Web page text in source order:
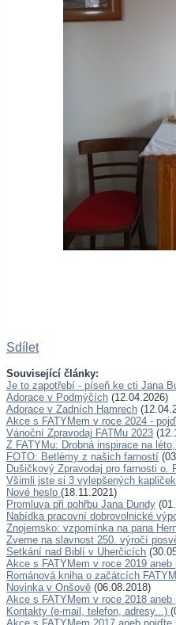
Sdílet
Související články:
Je to zapotřebí - píseň ke cti Jana
Adorace v Podmýčích (12.04.2026)
Adorace v Zadních Hamrech
Akce s FATYMem v roce 2024 -
Vánoční Zpravodaj FATMu 2023
Z FATYMu: Drobná inspirace na
FOTO: Betlémy z našich farností
Dušičkový Zpravodaj pro farnosti o.
Všimli jste si 3 vylepšených
Nové heslo (18.11.2021)
Promluva při pohřbu Jana Dundy
Nabídka pracovní dobrovolnické
Znojemsko: vzpomínka na pana
Zveme na slavnost 250. výročí
Setkání nad Biblí v Uherčicích
Akce s FATYMem v roce 2019
Románová kniha o začátcích
Novinka v Onšově (06.08.2018)
Akce s FATYMem v roce 2018
Kontakty (e-mail, telefon, adresy...)